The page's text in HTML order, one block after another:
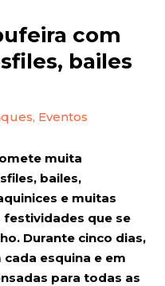
com
bailes
, Eventos
muita
bailes,
e muitas
que se
Durante cinco dias,
esquina e em
para todas as